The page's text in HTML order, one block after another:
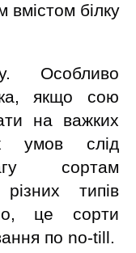
вмістом білку
Особливо
якщо сою
на важких
умов слід
сортам
типів
це сорти
по no-till.